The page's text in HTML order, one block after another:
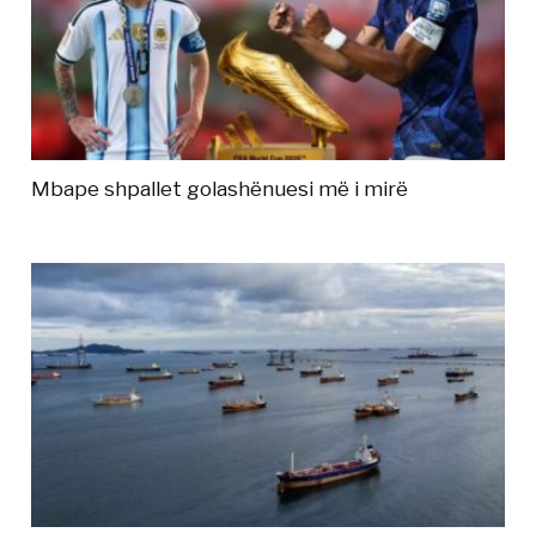
Mbape shpallet golashënuesi më i mirë